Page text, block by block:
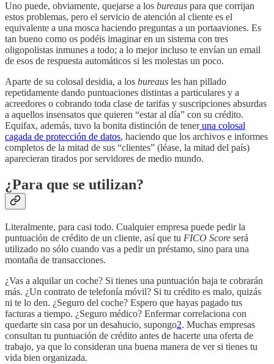
Uno puede, obviamente, quejarse a los bureaus para que corrijan
estos problemas, pero el servicio de atención al cliente es el
equivalente a una mosca haciendo preguntas a un portaaviones. Es
tan bueno como os podéis imaginar en un sistema con tres
oligopolistas inmunes a todo; a lo mejor incluso te envían un email
de esos de respuesta automáticos si les molestas un poco.
Aparte de su colosal desidia, a los bureaus les han pillado
repetidamente dando puntuaciones distintas a particulares y a
acreedores o cobrando toda clase de tarifas y suscripciones absurdas
a aquellos insensatos que quieren “estar al día” con su crédito.
Equifax, además, tuvo la bonita distinción de teneruna colosal
cagada de protección de datos, haciendo que los archivos e informes
completos de la mitad de sus “clientes” (léase, la mitad del país)
aparecieran tirados por servidores de medio mundo.
¿Para que se utilizan?
Literalmente, para casi todo. Cualquier empresa puede pedir la
puntuación de crédito de un cliente, así que tu FICO Score será
utilizado no sólo cuando vas a pedir un préstamo, sino para una
montaña de transacciones.
¿Vas a alquilar un coche? Si tienes una puntuación baja te cobrarán
más. ¿Un contrato de telefonía móvil? Si tu crédito es malo, quizás
ni te lo den. ¿Seguro del coche? Espero que hayas pagado tus
facturas a tiempo. ¿Seguro médico? Enfermar correlaciona con
quedarte sin casa por un desahucio, supongo2. Muchas empresas
consultan tu puntuación de crédito antes de hacerte una oferta de
trabajo, ya que lo consideran una buena manera de ver si tienes tu
vida bien organizada.